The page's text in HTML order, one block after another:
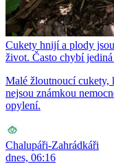
Cukety hnijí a plody
život. Často chybí
Malé žloutnoucí cukety,
nejsou známkou
opylení.
Chalupáři-Zahrádkáři
dnes, 06:16